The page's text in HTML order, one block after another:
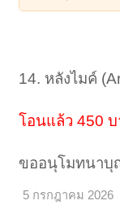
14. หลังไมค์
โอนแล้ว 450
ขออนุโมทนาบุ
5 กรกฎาคม 2026